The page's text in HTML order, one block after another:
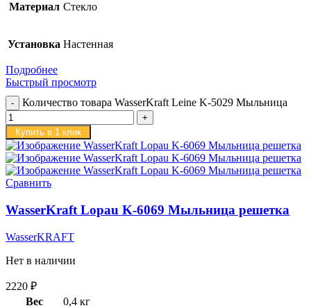
Материал Стекло
Установка Настенная
Подробнее
Быстрый просмотр
Количество товара WasserKraft Leine K-5029 Мыльница
Купить в 1 клик
Сравнить
WasserKraft Lopau K-6069 Мыльница решетка
WasserKRAFT
Нет в наличии
2220 ₽
Вес
0,4 кг